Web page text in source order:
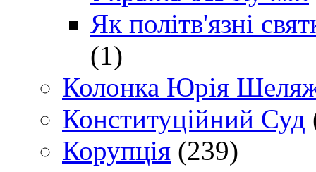
Як політв'язні
(1)
Колонка Юрія
Конституційний Суд
Корупція (239)